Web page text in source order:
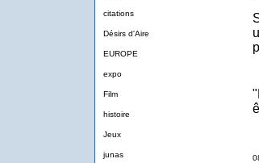
citations
Désirs d'Aire
EUROPE
expo
Film
histoire
Jeux
junas